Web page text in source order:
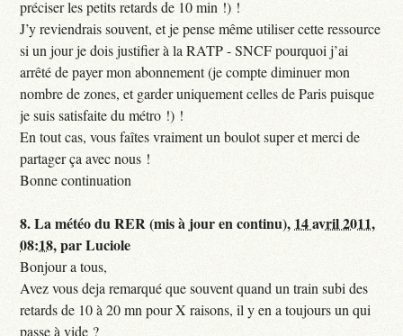
préciser les petits retards de 10 min !) !
J’y reviendrais souvent, et je pense même utiliser cette ressource
si un jour je dois justifier à la RATP - SNCF pourquoi j’ai
arrêté de payer mon abonnement (je compte diminuer mon
nombre de zones, et garder uniquement celles de Paris puisque
je suis satisfaite du métro !) !
En tout cas, vous faîtes vraiment un boulot super et merci de
partager ça avec nous !
Bonne continuation
8.La météo du RER (mis à jour en continu), 14 avril 2011,
08:18,parLuciole
Bonjour a tous,
Avez vous deja remarqué que souvent quand un train subi des
retards de 10 à 20 mn pour X raisons, il y en a toujours un qui
passe à vide ?